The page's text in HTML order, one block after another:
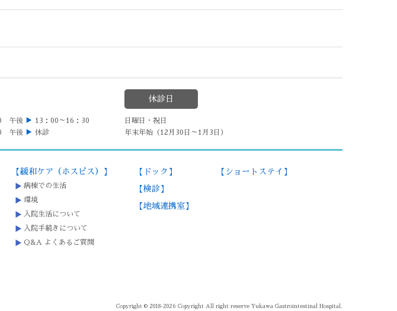
午後 ▶ 13：00～16：30
午後 ▶ 休診
休診日
日曜日・祝日
年末年始（12月30日～1月3日）
【緩和ケア（ホスピス）】
病棟での生活
環境
入院生活について
入院手続きについて
Q&A よくあるご質問
【ドック】
【検診】
【地域連携室】
【ショートステイ】
Copyright © 2018-2026 Copyright All right reserve Yukawa Gastrointestinal Hospital.